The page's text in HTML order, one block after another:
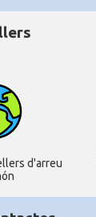
d'arreu